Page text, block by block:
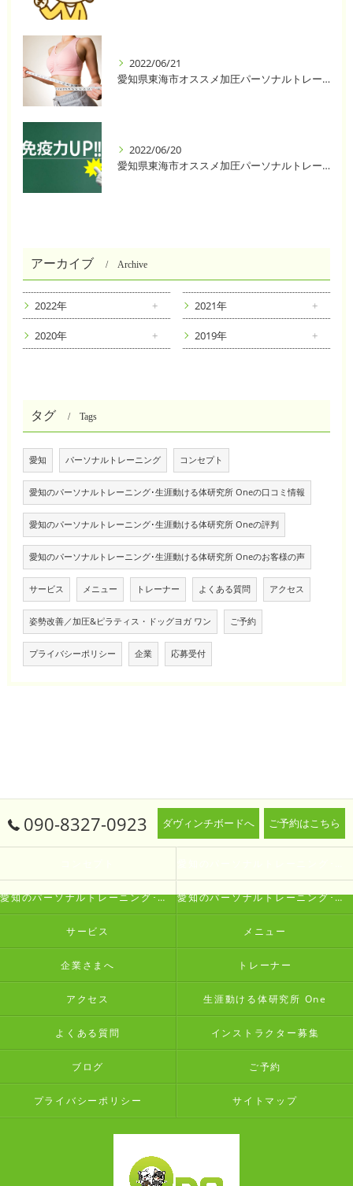
2022/06/21
愛知県東海市オススメ加圧パーソナルトレーニングジム One❣️
2022/06/20
愛知県東海市オススメ加圧パーソナルトレーニングジム One❣️
アーカイブ Archive
2022年 2021年
2020年 2019年
タグ Tags
愛知 パーソナルトレーニング コンセプト
愛知のパーソナルトレーニング･生涯動ける体研究所 Oneの口コミ情報
愛知のパーソナルトレーニング･生涯動ける体研究所 Oneの評判
愛知のパーソナルトレーニング･生涯動ける体研究所 Oneのお客様の声
サービス メニュー トレーナー よくある質問 アクセス
姿勢改善／加圧&ピラティス・ドッグヨガ ワン ご予約
プライバシーポリシー 企業 応募受付
090-8327-0923 ダヴィンチボードへ ご予約はこちら
愛知のパーソナルトレーニング･生涯動ける体研究所 Oneの評判 愛知のパーソナルトレーニング･生涯動ける体研究所 Oneのお客様の声
サービス メニュー
企業さまへ トレーナー
アクセス 生涯動ける体研究所 One
よくある質問 インストラクター募集
ブログ ご予約
プライバシーポリシー サイトマップ